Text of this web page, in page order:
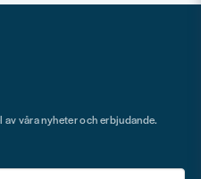
våra nyheter och erbjudande.